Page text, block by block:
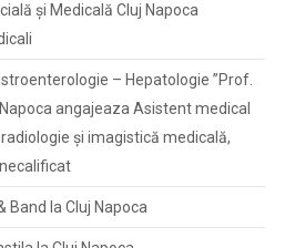
şi Medicală Cluj Napoca
– Hepatologie ”Prof.
angajeaza Asistent medical
și imagistică medicală,
Band la Cluj Napoca